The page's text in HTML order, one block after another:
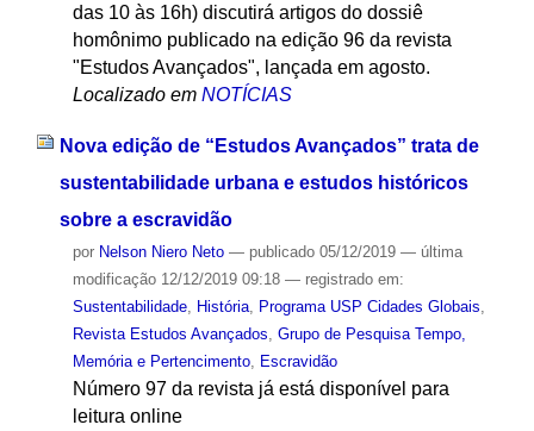
das 10 às 16h) discutirá artigos do dossiê
homônimo publicado na edição 96 da revista
"Estudos Avançados", lançada em agosto.
Localizado em NOTÍCIAS
Nova edição de “Estudos Avançados” trata de
sustentabilidade urbana e estudos históricos
sobre a escravidão
por Nelson Niero Neto — publicado05/12/2019 — última
modificação12/12/2019 09:18 — registrado em:
Sustentabilidade, História, Programa USP Cidades Globais
Revista Estudos Avançados Grupo de Pesquisa Tempo,
Memória e Pertencimento, Escravidão
Número 97 da revista já está disponível para
leitura online